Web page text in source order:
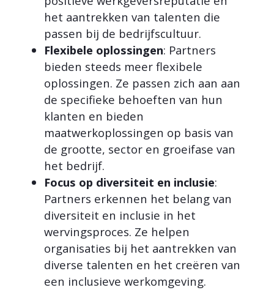
het aantrekken van talenten die
passen bij de bedrijfscultuur.
Flexibele oplossingen: Partners
bieden steeds meer flexibele
oplossingen. Ze passen zich aan aan
de specifieke behoeften van hun
klanten en bieden
maatwerkoplossingen op basis van
de grootte, sector en groeifase van
het bedrijf.
Focus op diversiteit en inclusie:
Partners erkennen het belang van
diversiteit en inclusie in het
wervingsproces. Ze helpen
organisaties bij het aantrekken van
diverse talenten en het creëren van
een inclusieve werkomgeving.